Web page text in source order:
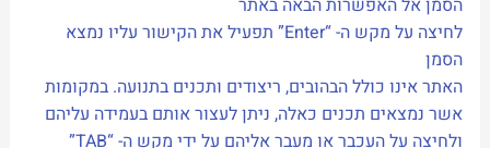
הסמן אל האפשרות הבאה באתר
לחיצה על מקש ה- “Enter” תפעיל את הקישור עליו נמצא
הסמן
האתר אינו כולל הבהובים, ריצודים ותכנים בתנועה. במקומות
אשר נמצאים תכנים כאלה, ניתן לעצור אותם בעמידה עליהם
ולחיצה על העכבר או מעבר אליהם על ידי מקש ה- “TAB”